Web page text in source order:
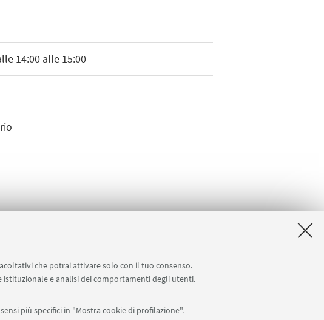
che potrai attivare solo con il tuo consenso.
e analisi dei comportamenti degli utenti.
più specifici in "Mostra cookie di profilazione".
14:00 alle 15:00